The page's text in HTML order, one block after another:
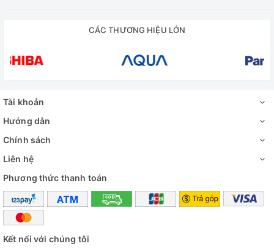
CÁC THƯƠNG HIỆU LỚN
Tài khoản
Hướng dẫn
Chính sách
Liên hệ
Phương thức thanh toán
Kết nối với chúng tôi